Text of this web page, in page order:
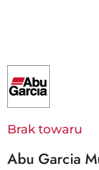
NAZWA
PRODUCENTA:
ABU
GARCIA
PURE
EUROPE
SAS
Brak towaru
Abu Garcia